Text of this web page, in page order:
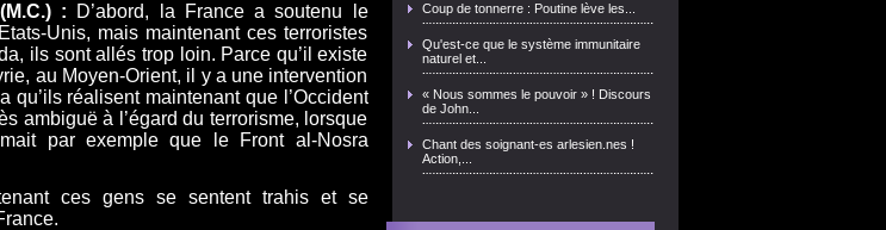
Coup de tonnerre : Poutine lève les...
Qu'est-ce que le système immunitaire
naturel et...
« Nous sommes le pouvoir » ! Discours
de John...
Chant des soignant-es arlesien.nes !
Action,...
: D’abord, la France a soutenu le
Unis, mais maintenant ces terroristes
ils sont allés trop loin. Parce qu’il existe
au Moyen-Orient, il y a une intervention
qu’ils réalisent maintenant que l’Occident
ambiguë à l’égard du terrorisme, lorsque
par exemple que le Front al-Nosra
ces gens se sentent trahis et se